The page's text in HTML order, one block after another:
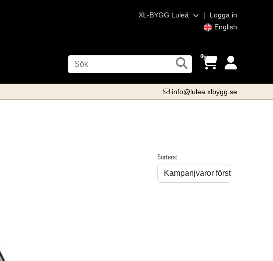
XL-BYGG Luleå |
Logga in
English
0
info@lulea.xlbygg.se
Sortera: